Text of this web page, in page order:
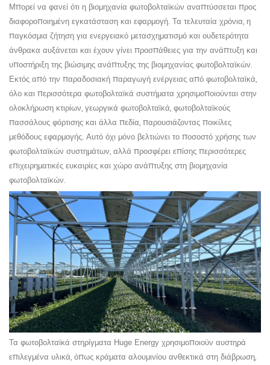
Μπορεί να φανεί ότι η βιομηχανία φωτοβολταϊκών αναπτύσσεται προς
διαφοροποιημένη εγκατάσταση και εφαρμογή. Τα τελευταία χρόνια, η
παγκόσμια ζήτηση για ενεργειακό μετασχηματισμό και ουδετερότητα
άνθρακα αυξάνεται και έχουν γίνει προσπάθειες για την ανάπτυξη και
υποστήριξη της βιώσιμης ανάπτυξης της βιομηχανίας φωτοβολταϊκών.
Εκτός από την παραδοσιακή παραγωγή ενέργειας από φωτοβολταϊκά,
όλο και περισσότερα φωτοβολταϊκά συστήματα χρησιμοποιούνται στην
ολοκλήρωση κτιρίων, γεωργικά φωτοβολταϊκά, φωτοβολταϊκούς
πασσάλους φόρτισης και άλλα πεδία, παρουσιάζοντας ποικίλες
μεθόδους εφαρμογής. Αυτό όχι μόνο βελτιώνει το ποσοστό χρήσης των
φωτοβολταϊκών συστημάτων, αλλά προσφέρει επίσης περισσότερες
επιχειρηματικές ευκαιρίες και χώρο ανάπτυξης στη βιομηχανία
φωτοβολταϊκών.
Τα φωτοβολταϊκά στηρίγματα Huge Energy χρησιμοποιούν αυστηρά
επιλεγμένα υλικά, όπως κράματα αλουμινίου ανθεκτικά στη διάβρωση,